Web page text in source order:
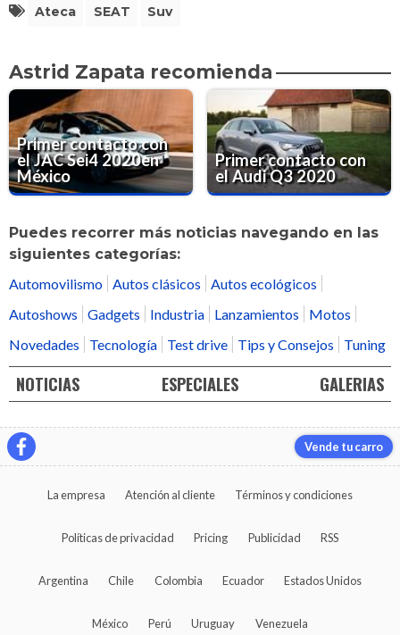
Ateca SEAT Suv
Astrid Zapata recomienda
Primer contacto con
el JAC Sei4 2020en
México
Primer contacto con
el Audi Q3 2020
Puedes recorrer más noticias navegando en las
siguientes categorías:
Automovilismo
Autos clásicos
Autos ecológicos
Autoshows
Gadgets Industria Lanzamientos
Motos
Novedades
Tecnología Test drive Tips y Consejos Tuning
NOTICIAS ESPECIALES GALERIAS
Vende tu carro
La empresa Atención al cliente Términos y condiciones
Políticas de privacidad Pricing Publicidad RSS
Argentina Chile Colombia Ecuador Estados Unidos
México Perú Uruguay Venezuela